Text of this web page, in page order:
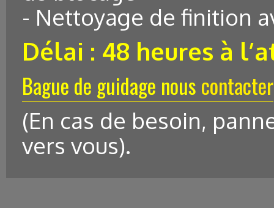
- Nettoyage de finition
Délai : 48 heures à
Bague de guidage nouscontacter
(En cas de besoin,
vers vous).